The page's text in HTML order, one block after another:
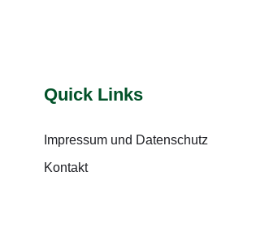
Quick Links
Impressum und Datenschutz
Kontakt